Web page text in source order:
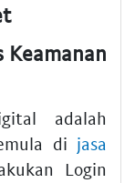
Keamanan
adalah
di jasa
Login